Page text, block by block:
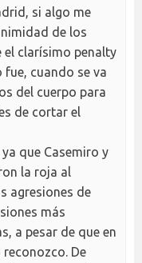
si algo me
de los
el clarísimo penalty
fue, cuando se va
del cuerpo para
de cortar el
que Casemiro y
la roja al
agresiones de
más
a pesar de que en
De